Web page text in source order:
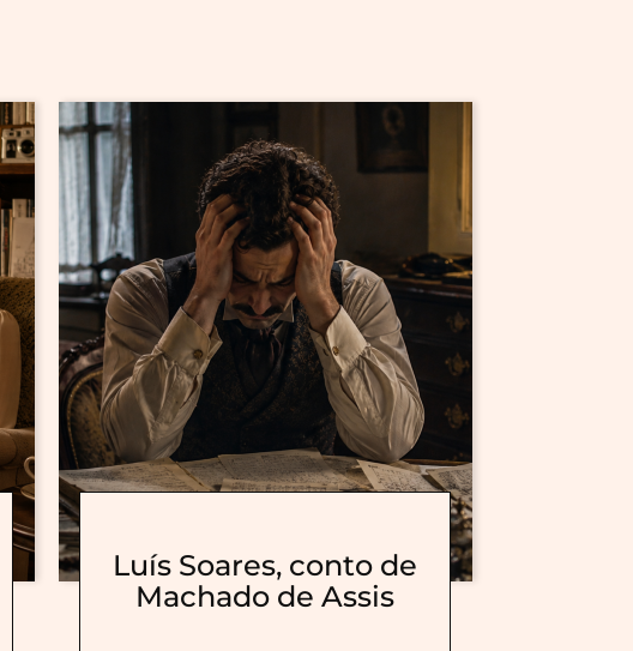
Luís Soares, conto de
Machado de Assis